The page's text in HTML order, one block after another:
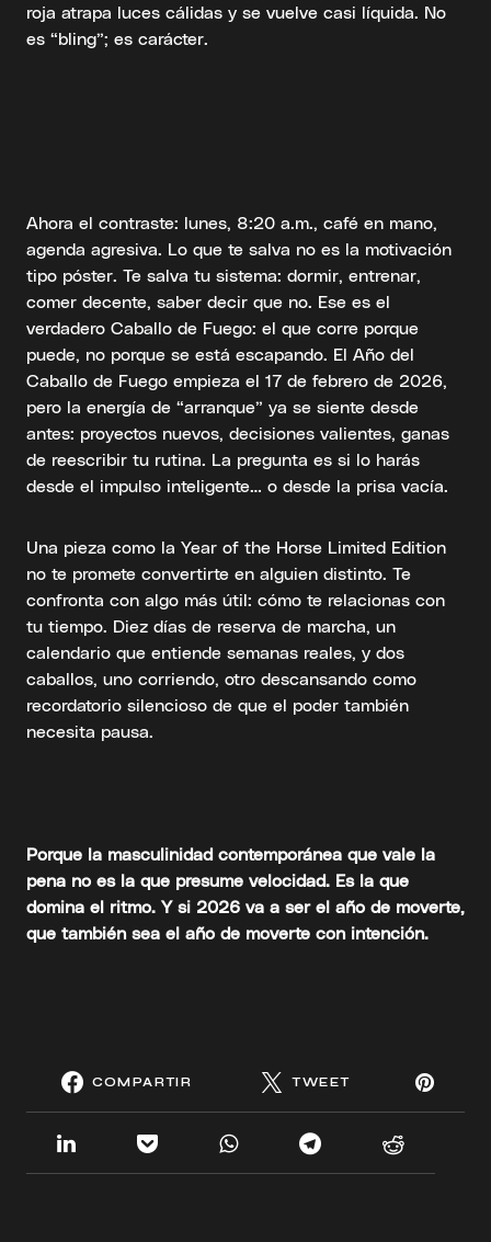
roja atrapa luces cálidas y se vuelve casi líquida. No
es “bling”; es carácter.
Ahora el contraste: lunes, 8:20 a.m., café en mano,
agenda agresiva. Lo que te salva no es la motivación
tipo póster. Te salva tu sistema: dormir, entrenar,
comer decente, saber decir que no. Ese es el
verdadero Caballo de Fuego: el que corre porque
puede, no porque se está escapando. El Año del
Caballo de Fuego empieza el 17 de febrero de 2026,
pero la energía de “arranque” ya se siente desde
antes: proyectos nuevos, decisiones valientes, ganas
de reescribir tu rutina. La pregunta es si lo harás
desde el impulso inteligente… o desde la prisa vacía.
Una pieza como la Year of the Horse Limited Edition
no te promete convertirte en alguien distinto. Te
confronta con algo más útil: cómo te relacionas con
tu tiempo. Diez días de reserva de marcha, un
calendario que entiende semanas reales, y dos
caballos, uno corriendo, otro descansando como
recordatorio silencioso de que el poder también
necesita pausa.
Porque la masculinidad contemporánea que vale la
pena no es la que presume velocidad. Es la que
domina el ritmo. Y si 2026 va a ser el año de moverte,
que también sea el año de moverte con intención.
COMPARTIR TWEET